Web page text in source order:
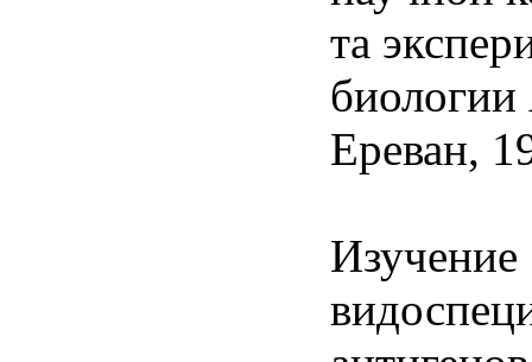
та
Ереван,
Изучение